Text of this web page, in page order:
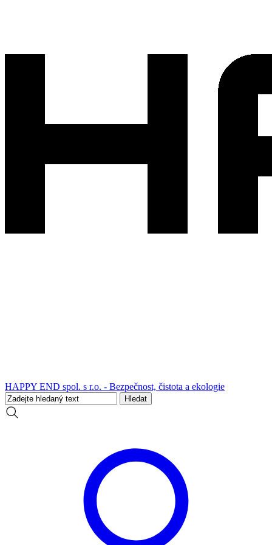
HAPPY END spol. s r.o. - Bezpečnost, čistota a ekologie